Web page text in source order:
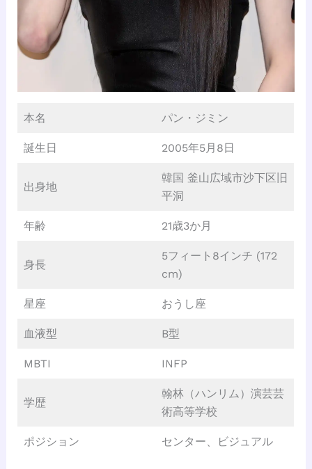
本名 パン・ジミン
誕生日 2005年5月8日
出身地
韓国 釜山広域市沙下区旧
平洞
年齢 21歳3か月
身長
5フィート8インチ (172
cm)
星座 おうし座
血液型 B型
MBTI INFP
学歴
翰林（ハンリム）演芸芸
術高等学校
ポジション センター、ビジュアル